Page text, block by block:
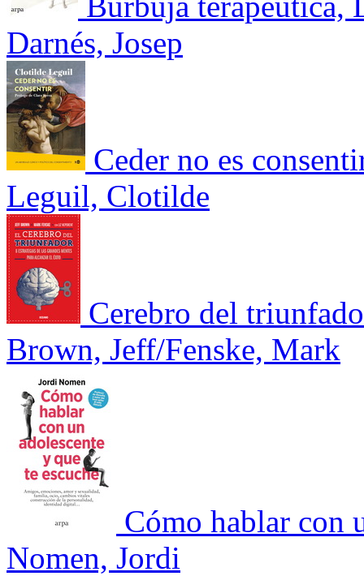
Darnés, Josep
Ceder no es
Leguil, Clotilde
Cerebro del
Brown, Jeff/Fenske, Mark
Cómo hablar con
Nomen, Jordi